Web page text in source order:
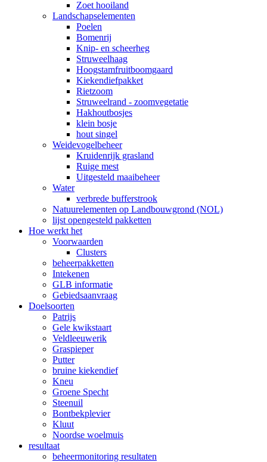
Zoet hooiland
Landschapselementen
Poelen
Bomenrij
Knip- en scheerheg
Struweelhaag
Hoogstamfruitboomgaard
Kiekendiefpakket
Rietzoom
Struweelrand - zoomvegetatie
Hakhoutbosjes
klein bosje
hout singel
Weidevogelbeheer
Kruidenrijk grasland
Ruige mest
Uitgesteld maaibeheer
Water
verbrede bufferstrook
Natuurelementen op Landbouwgrond (NOL)
lijst opengesteld pakketten
Hoe werkt het
Voorwaarden
Clusters
beheerpakketten
Intekenen
GLB informatie
Gebiedsaanvraag
Doelsoorten
Patrijs
Gele kwikstaart
Veldleeuwerik
Graspieper
Putter
bruine kiekendief
Kneu
Groene Specht
Steenuil
Bontbekplevier
Kluut
Noordse woelmuis
resultaat
beheermonitoring resultaten